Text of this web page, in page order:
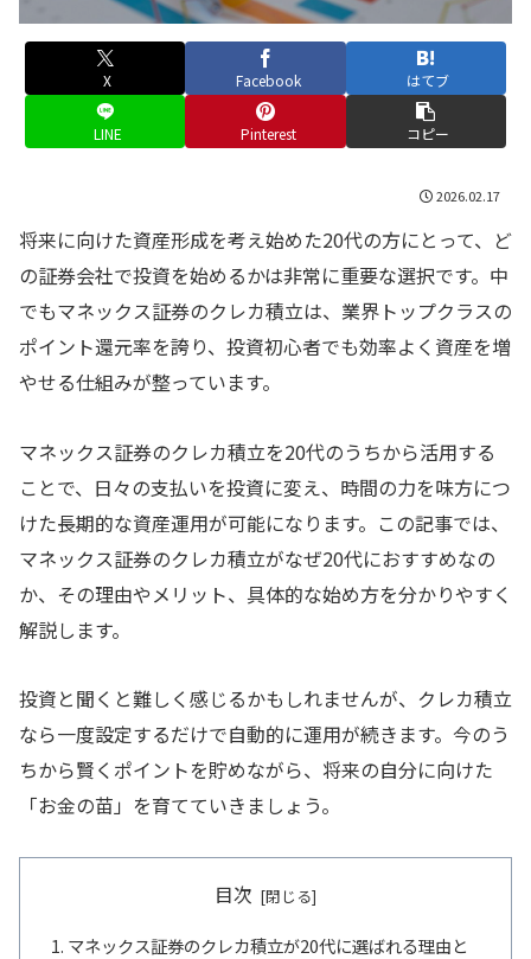
X Facebook はてブ
LINE Pinterest コピー
2026.02.17
将来に向けた資産形成を考え始めた20代の方にとって、ど
の証券会社で投資を始めるかは非常に重要な選択です。中
でもマネックス証券のクレカ積立は、業界トップクラスの
ポイント還元率を誇り、投資初心者でも効率よく資産を増
やせる仕組みが整っています。
マネックス証券のクレカ積立を20代のうちから活用する
ことで、日々の支払いを投資に変え、時間の力を味方につ
けた長期的な資産運用が可能になります。この記事では、
マネックス証券のクレカ積立がなぜ20代におすすめなの
か、その理由やメリット、具体的な始め方を分かりやすく
解説します。
投資と聞くと難しく感じるかもしれませんが、クレカ積立
なら一度設定するだけで自動的に運用が続きます。今のう
ちから賢くポイントを貯めながら、将来の自分に向けた
「お金の苗」を育てていきましょう。
目次
マネックス証券のクレカ積立が20代に選ばれる理由と